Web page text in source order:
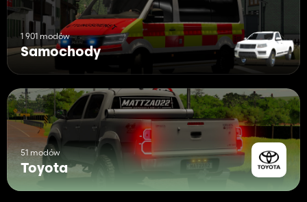
1 901 modów
Samochody
51 modów
Toyota